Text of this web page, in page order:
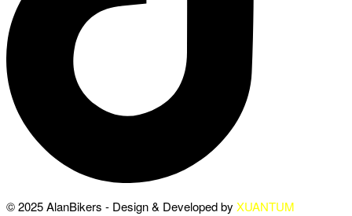
© 2025 AlanBikers - Design & Developed by XUANTUM